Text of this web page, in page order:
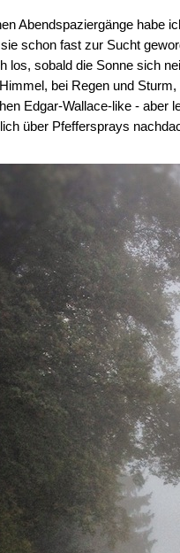
Abendspaziergänge habe
schon fast zur Sucht
los, sobald die Sonne sich
bei Regen und
Edgar-Wallace-like - aber
über Pfeffersprays